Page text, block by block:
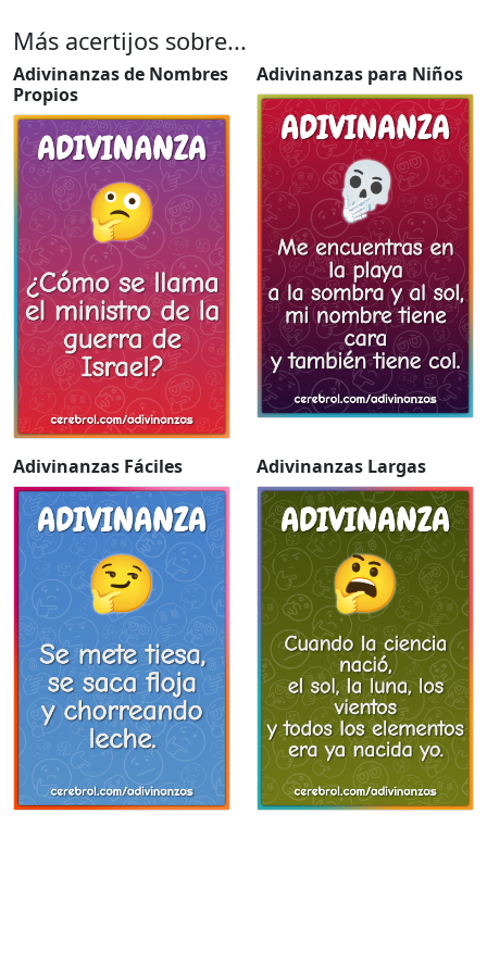
Más acertijos sobre...
Adivinanzas de Nombres
Propios
Adivinanzas para Niños
Adivinanzas Fáciles Adivinanzas Largas